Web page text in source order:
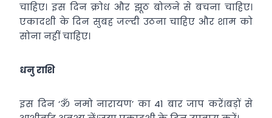
चाहिए। इस दिन क्रोध और झूठ बोलने से बचना चाहिए।
एकादशी के दिन सुबह जल्दी उठना चाहिए और शाम को
सोना नहीं चाहिए।
धनु राशि
इस दिन ‘ॐ नमो नारायण’ का 41 बार जाप करें।बड़ों से